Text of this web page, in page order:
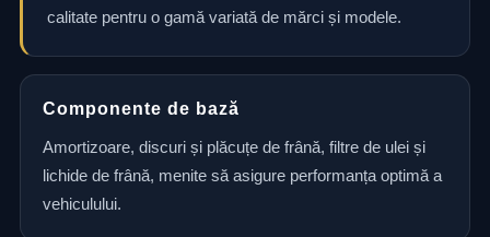
calitate pentru o gamă variată de mărci și modele.
Componente de bază
Amortizoare, discuri și plăcuțe de frână, filtre de ulei și
lichide de frână, menite să asigure performanța optimă a
vehiculului.